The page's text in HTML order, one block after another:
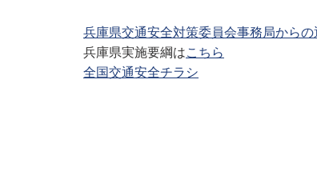
兵庫県交通安全対策委員会事務局からの
兵庫県実施要綱はこちら
全国交通安全チラシ